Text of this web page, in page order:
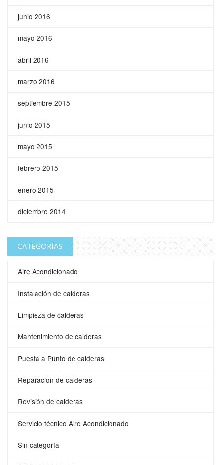
junio 2016
mayo 2016
abril 2016
marzo 2016
septiembre 2015
junio 2015
mayo 2015
febrero 2015
enero 2015
diciembre 2014
CATEGORÍAS
Aire Acondicionado
Instalación de calderas
Limpieza de calderas
Mantenimiento de calderas
Puesta a Punto de calderas
Reparacion de calderas
Revisión de calderas
Servicio técnico Aire Acondicionado
Sin categoría